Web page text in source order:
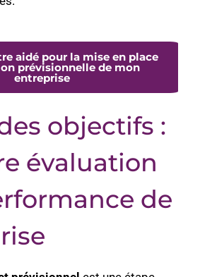
aidé pour la mise en place
prévisionnelle de mon
entreprise
objectifs :
évaluation
de